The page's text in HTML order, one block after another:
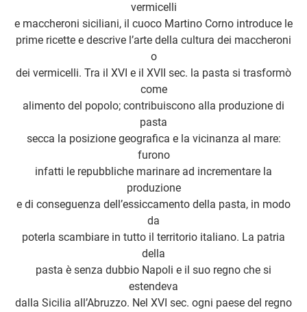
vermicelli
e maccheroni siciliani, il cuoco Martino Corno introduce le
prime ricette e descrive l’arte della cultura dei maccheroni
o
dei vermicelli. Tra il XVI e il XVII sec. la pasta si trasformò
come
alimento del popolo; contribuiscono alla produzione di
pasta
secca la posizione geografica e la vicinanza al mare:
furono
infatti le repubbliche marinare ad incrementare la
produzione
e di conseguenza dell’essiccamento della pasta, in modo
da
poterla scambiare in tutto il territorio italiano. La patria
della
pasta è senza dubbio Napoli e il suo regno che si
estendeva
dalla Sicilia all’Abruzzo. Nel XVI sec. ogni paese del regno